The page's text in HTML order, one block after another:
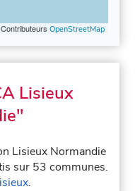
OpenStreetMap
Lisieux
Lisieux Normandie
sur 53 communes.
.